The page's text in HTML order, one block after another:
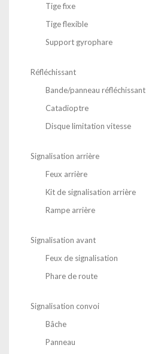
Tige fixe
Tige flexible
Support gyrophare
Réfléchissant
Bande/panneau réfléchissant
Catadioptre
Disque limitation vitesse
Signalisation arrière
Feux arrière
Kit de signalisation arrière
Rampe arrière
Signalisation avant
Feux de signalisation
Phare de route
Signalisation convoi
Bâche
Panneau